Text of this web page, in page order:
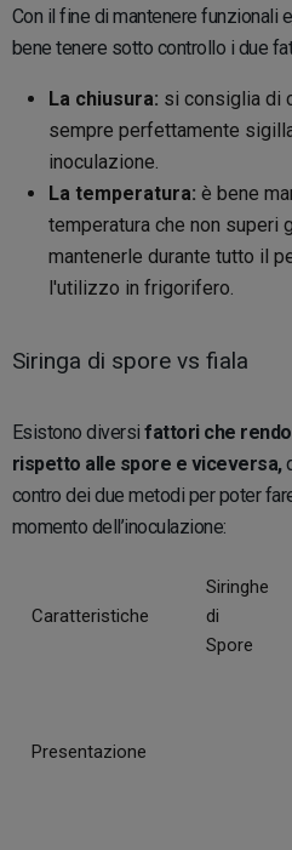
Con il fine di mantenere funzionali
bene tenere sotto controllo i due
La chiusura: si consiglia di
sempre perfettamente
inoculazione.
La temperatura: è bene
temperatura che non superi
mantenerle durante tutto il
l'utilizzo in frigorifero.
Siringa di spore vs fiala
Esistono diversifattori che
rispetto alle spore e viceversa,
contro dei due metodi per poter
momento dell’inoculazione:
Caratteristiche
Siringhe
di
Spore
Presentazione